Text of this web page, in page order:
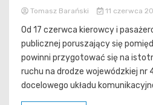
Tomasz Barański 11 czerwca
Od 17 czerwca kierowcy i
publicznej poruszający się
powinni przygotować się na
ruchu na drodze wojewódzkiej nr
docelowego układu